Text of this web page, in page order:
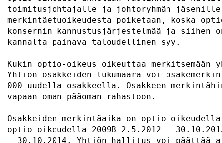
toimitusjohtajalle ja johtoryhmän
merkintäetuoikeudesta poiketaan,
konsernin kannustusjärjestelmää ja siihen
kannalta painava
Kukin optio-oikeus oikeuttaa
Yhtiön osakkeiden lukumäärä voi
000 uudella osakkeella. Osakkeen
vapaan oman
Osakkeiden merkintäaika on optio-
optio-oikeudella 2009B 2.5.2012 -
- 30.10.2014. Yhtiön hallitus voi